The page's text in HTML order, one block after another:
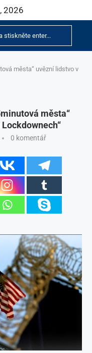
2026
města“ uvězní lidstvo v
města“
0 komentář